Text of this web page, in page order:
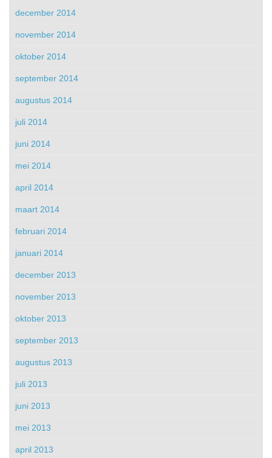
december 2014
november 2014
oktober 2014
september 2014
augustus 2014
juli 2014
juni 2014
mei 2014
april 2014
maart 2014
februari 2014
januari 2014
december 2013
november 2013
oktober 2013
september 2013
augustus 2013
juli 2013
juni 2013
mei 2013
april 2013